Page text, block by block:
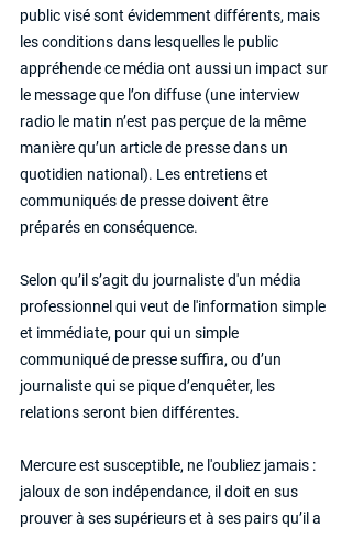
public visé sont évidemment différents, mais
les conditions dans lesquelles le public
appréhende ce média ont aussi un impact sur
le message que l’on diffuse (une interview
radio le matin n’est pas perçue de la même
manière qu’un article de presse dans un
quotidien national). Les entretiens et
communiqués de presse doivent être
préparés en conséquence.
Selon qu’il s’agit du journaliste d'un média
professionnel qui veut de l'information simple
et immédiate, pour qui un simple
communiqué de presse suffira, ou d’un
journaliste qui se pique d’enquêter, les
relations seront bien différentes.
Mercure est susceptible, ne l'oubliez jamais :
jaloux de son indépendance, il doit en sus
prouver à ses supérieurs et à ses pairs qu’il a